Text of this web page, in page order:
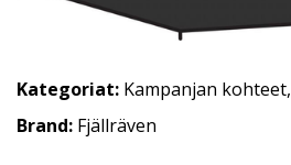
Kategoriat: Kampanjan kohteet,
Brand: Fjällräven